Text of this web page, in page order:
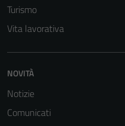
Turismo
Vita lavorativa
NOVITÀ
Notizie
Comunicati